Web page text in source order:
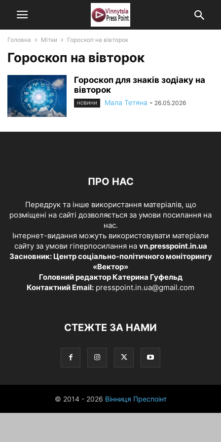
Головна Мітки Гороскоп на вівторок
Гороскоп на вівторок
Гороскоп для знаків зодіаку на
вівторок
НОВИНИ Мала Тетяна - 26.05.2026
ПРО НАС
Передрук та інше використання матеріалів, що
розміщені на сайті дозволяється за умови посилання на
нас.
Інтернет-видання можуть використовувати матеріали
сайту за умови гіперпосилання на vn.presspoint.in.ua
Засновник: Центр соціально-політичного моніторингу
«Вектор»
Головний редактор Катерина Гуфельд
Контактний Email: presspoint.in.ua@gmail.com
СТЕЖТЕ ЗА НАМИ
© 2014 - 2026 Вінниця Преспоінт